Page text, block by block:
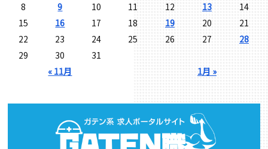
« 11月 1月 »
8
9 10 11 12 13
14
15
16 17 18 19 20
21
22
23 24 25 26 27
28
29
30 31